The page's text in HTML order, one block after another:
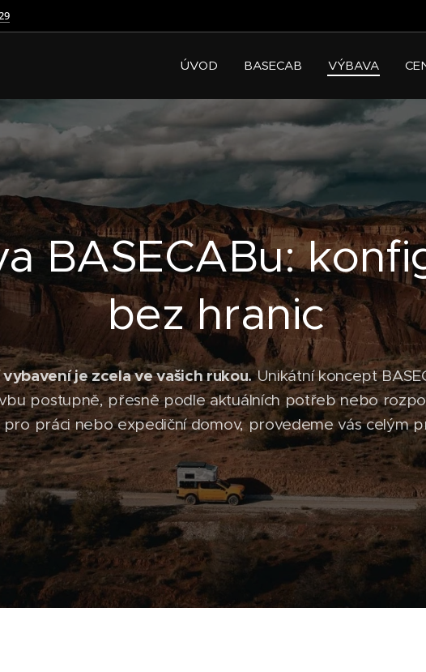
ÚVOD BASECAB VÝBAVA
BASECABu:
bez hranic
je zcela ve vašich rukou.Unikátní koncept
postupně, přesně podle aktuálních potřeb nebo
práci nebo expediční domov, provedeme vás celým